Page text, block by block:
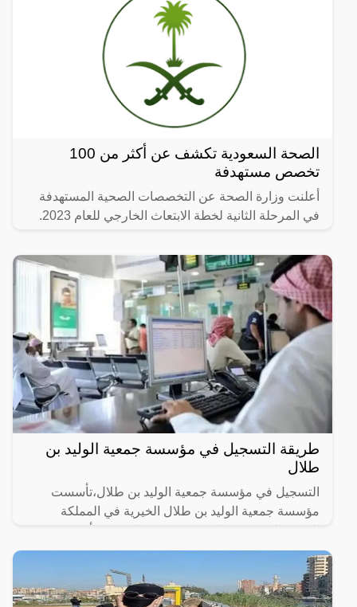
الصحة السعودية تكشف عن أكثر من 100
تخصص مستهدفة
أعلنت وزارة الصحة عن التخصصات الصحية المستهدفة
في المرحلة الثانية لخطة الابتعاث الخارجي للعام 2023.
طريقة التسجيل في مؤسسة جمعية الوليد بن
طلال
التسجيل في مؤسسة جمعية الوليد بن طلال،تأسست
مؤسسة جمعية الوليد بن طلال الخيرية في المملكة
المؤسسات الخيرية في